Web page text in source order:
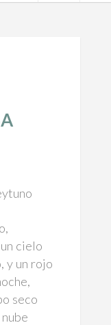
cielo
y un rojo
seco